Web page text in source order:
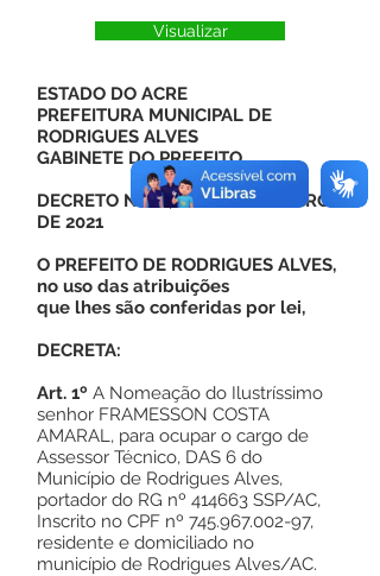
Visualizar
ESTADO DO ACRE
PREFEITURA MUNICIPAL DE
RODRIGUES ALVES
GABINETE DO PREFEITO
DECRETO Nº 22, DE 21 DE JANEIRO
DE 2021
O PREFEITO DE RODRIGUES ALVES,
no uso das atribuições
que lhes são conferidas por lei,
DECRETA:
Art. 1º A Nomeação do Ilustríssimo
senhor FRAMESSON COSTA
AMARAL, para ocupar o cargo de
Assessor Técnico, DAS 6 do
Município de Rodrigues Alves,
portador do RG nº 414663 SSP/AC,
Inscrito no CPF nº 745.967.002-97,
residente e domiciliado no
município de Rodrigues Alves/AC.